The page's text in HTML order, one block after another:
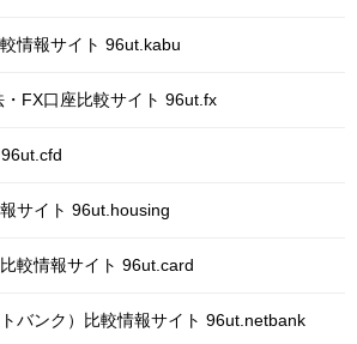
情報サイト 96ut.kabu
FX口座比較サイト 96ut.fx
サイト 96ut.housing
較情報サイト 96ut.card
バンク）比較情報サイト 96ut.netbank